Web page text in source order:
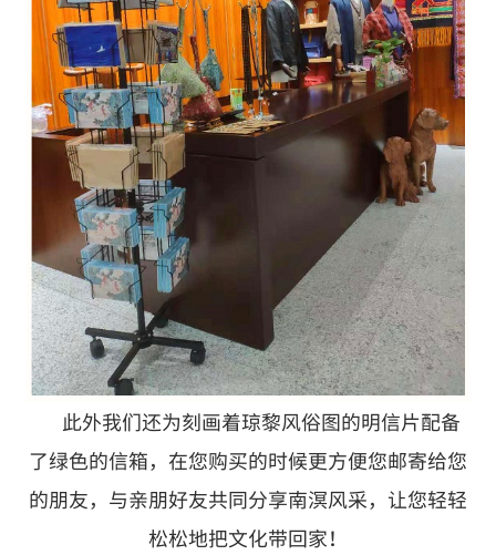
此外我们还为刻画着琼黎风俗图的明信片配备
了绿色的信箱，在您购买的时候更方便您邮寄给您
的朋友，与亲朋好友共同分享南溟风采，让您轻轻
松松地把文化带回家！